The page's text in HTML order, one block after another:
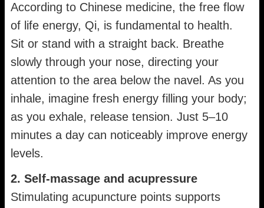
According to Chinese medicine, the free flow
of life energy, Qi, is fundamental to health.
Sit or stand with a straight back. Breathe
slowly through your nose, directing your
attention to the area below the navel. As you
inhale, imagine fresh energy filling your body;
as you exhale, release tension. Just 5–10
minutes a day can noticeably improve energy
levels.
2. Self-massage and acupressure
Stimulating acupuncture points supports